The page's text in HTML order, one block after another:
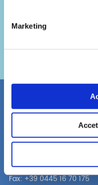
Marketing
Un’azienda del gruppo
Via Lago di Vico, 50
Tel. +39 0445 16 70 174
Fax: +39 0445 16 70 175